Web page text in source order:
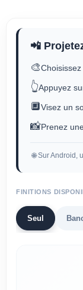
📲
🎨
👆Appuyez
🔲Visez un
📸Prenez
🌐 Sur Android,
FINITIONS
Seul